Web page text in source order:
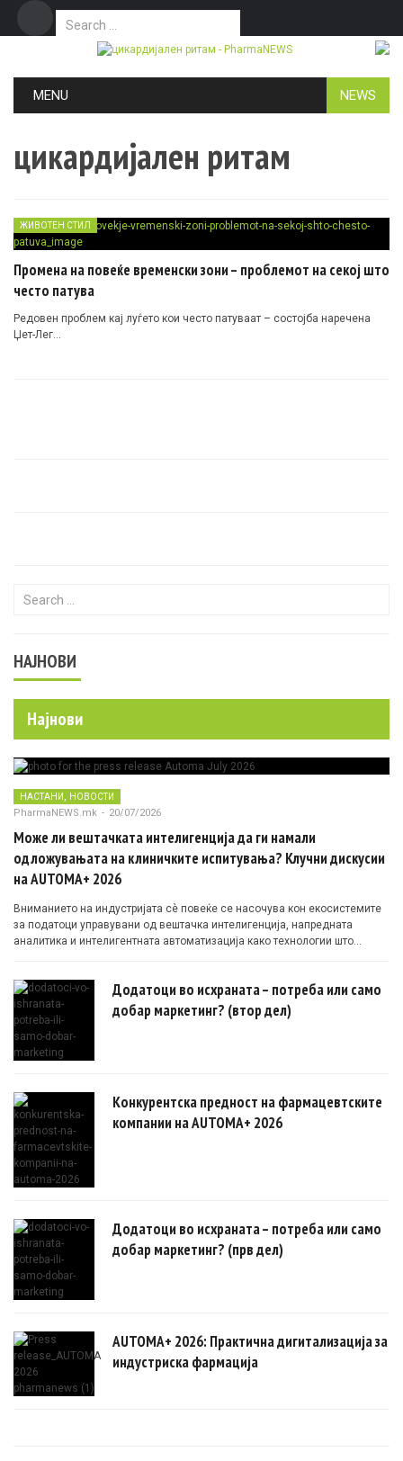
Search for:
MENU NEWS
цикардијален ритам
ЖИВОТЕН СТИЛ
Промена на повеќе временски зони – проблемот на секој што
често патува
Редовен проблем кај луѓето кои често патуваат – состојба наречена
Џет-Лег…
Search for:
НАЈНОВИ
Најнови
НАСТАНИ, НОВОСТИ
PharmaNEWS.mk - 20/07/2026
Може ли вештачката интелигенција да ги намали
одложувањата на клиничките испитувања? Клучни дискусии
на AUTOMA+ 2026
Вниманието на индустријата сè повеќе се насочува кон екосистемите
за податоци управувани од вештачка интелигенција, напредната
аналитика и интелигентната автоматизација како технологии што
Додатоци во исхраната – потреба или само
добар маркетинг? (втор дел)
Конкурентска предност на фармацевтските
компании на AUTOMA+ 2026
Додатоци во исхраната – потреба или само
добар маркетинг? (прв дел)
AUTOMA+ 2026: Практична дигитализација за
индустриска фармација